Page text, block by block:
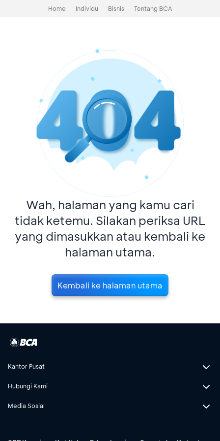
Home Individu Bisnis Tentang BCA
Wah, halaman yang kamu cari
tidak ketemu. Silakan periksa URL
yang dimasukkan atau kembali ke
halaman utama.
Kembali ke halaman utama
Kantor Pusat
Hubungi Kami
Media Sosial